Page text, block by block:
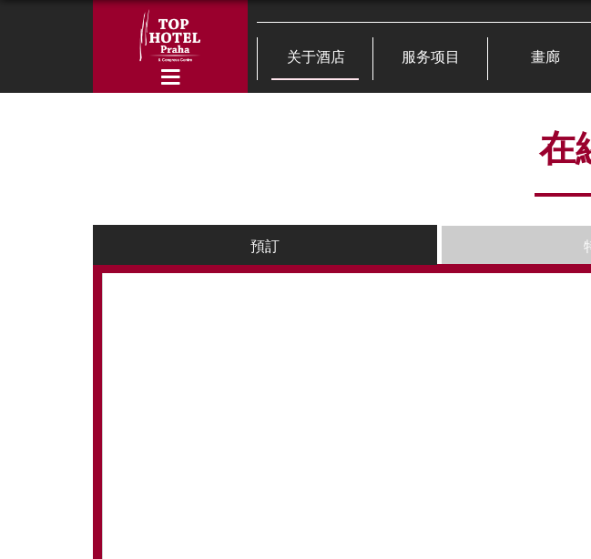
关于酒店 服务项目 畫廊
在
預訂